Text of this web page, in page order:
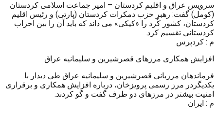
سرویس عراق و اقلیم کردستان – امیر جماعت اسلامی کردستان
(کومل) گفت: رهبر حزب دمکرات کردستان (پارتی) و رئیس اقلیم
کردستان، کشور کُرد را «کیکی» می داند که باید آن را بین احزاب
کردستانی تقسیم کرد.
م : کردپرس
افزایش همکاری مرزهای قصرشیرین و سلیمانیه عراق
فرماندهان مرزبانی قصرشیرین و سلیمانیه عراق طی دیدار با
یکدیگردر مرز رسمی پرویزخان، درباره افزایش همکاری و برقراری
امنیت بیشتر در مرزهای دو طرف گفت و گو کردند.
م : ایران